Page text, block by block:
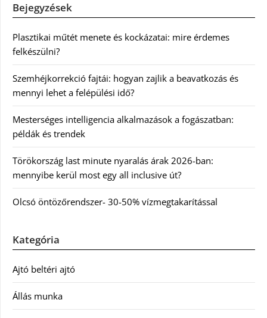
Bejegyzések
Plasztikai műtét menete és kockázatai: mire érdemes
felkészülni?
Szemhéjkorrekció fajtái: hogyan zajlik a beavatkozás és
mennyi lehet a felépülési idő?
Mesterséges intelligencia alkalmazások a fogászatban:
példák és trendek
Törökország last minute nyaralás árak 2026-ban:
mennyibe kerül most egy all inclusive út?
Olcsó öntözőrendszer- 30-50% vízmegtakarítással
Kategória
Ajtó beltéri ajtó
Állás munka